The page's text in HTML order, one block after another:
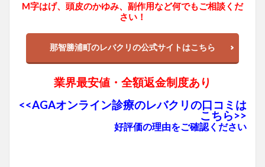
M字はげ、頭皮のかゆみ、副作用など何でもご相談くだ
さい！
那智勝浦町のレバクリの公式サイトはこちら
業界最安値・全額返金制度あり
<<AGAオンライン診療のレバクリの口コミは
こちら>>
好評価の理由をご確認ください